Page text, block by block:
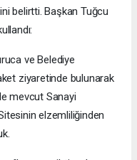
belirtti. Başkan Tuğcu
ve Belediye
ziyaretinde bulunarak
mevcut Sanayi
elzemliliğinden